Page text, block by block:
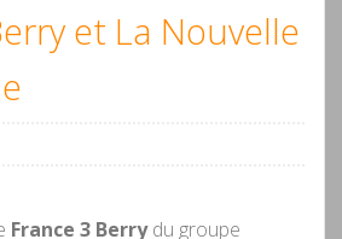
et La Nouvelle
France 3 Berrydu groupe